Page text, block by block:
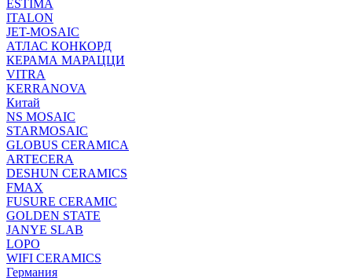
ESTIMA
ITALON
JET-MOSAIC
АТЛАС КОНКОРД
КЕРАМА МАРАЦЦИ
VITRA
KERRANOVA
Китай
NS MOSAIC
STARMOSAIC
GLOBUS CERAMICA
ARTECERA
DESHUN CERAMICS
FMAX
FUSURE CERAMIC
GOLDEN STATE
JANYE SLAB
LOPO
WIFI CERAMICS
Германия